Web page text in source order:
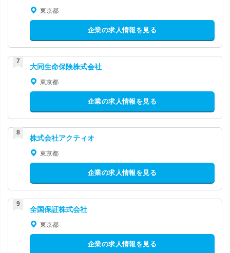
東京都
企業の求人情報を見る
大同生命保険株式会社
東京都
企業の求人情報を見る
株式会社アクティオ
東京都
企業の求人情報を見る
全国保証株式会社
東京都
企業の求人情報を見る